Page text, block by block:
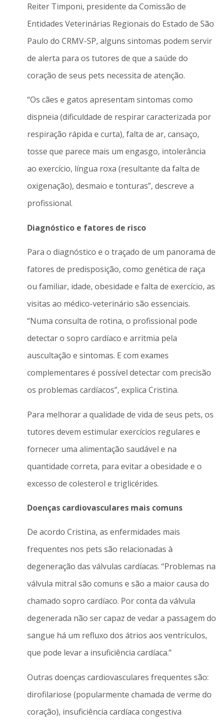
Reiter Timponi, presidente da Comissão de
Entidades Veterinárias Regionais do Estado de São
Paulo do CRMV-SP, alguns sintomas podem servir
de alerta para os tutores de que a saúde do
coração de seus pets necessita de atenção.
“Os cães e gatos apresentam sintomas como
dispneia (dificuldade de respirar caracterizada por
respiração rápida e curta), falta de ar, cansaço,
tosse que parece mais um engasgo, intolerância
ao exercício, língua roxa (resultante da falta de
oxigenação), desmaio e tonturas”, descreve a
profissional.
Diagnóstico e fatores de risco
Para o diagnóstico e o traçado de um panorama de
fatores de predisposição, como genética de raça
ou familiar, idade, obesidade e falta de exercício, as
visitas ao médico-veterinário são essenciais.
“Numa consulta de rotina, o profissional pode
detectar o sopro cardíaco e arritmia pela
auscultação e sintomas. E com exames
complementares é possível detectar com precisão
os problemas cardíacos”, explica Cristina.
Para melhorar a qualidade de vida de seus pets, os
tutores devem estimular exercícios regulares e
fornecer uma alimentação saudável e na
quantidade correta, para evitar a obesidade e o
excesso de colesterol e triglicérides.
Doenças cardiovasculares mais comuns
De acordo Cristina, as enfermidades mais
frequentes nos pets são relacionadas à
degeneração das válvulas cardíacas. “Problemas na
válvula mitral são comuns e são a maior causa do
chamado sopro cardíaco. Por conta da válvula
degenerada não ser capaz de vedar a passagem do
sangue há um refluxo dos átrios aos ventrículos,
que pode levar a insuficiência cardíaca.”
Outras doenças cardiovasculares frequentes são:
dirofilariose (popularmente chamada de verme do
coração), insuficiência cardíaca congestiva